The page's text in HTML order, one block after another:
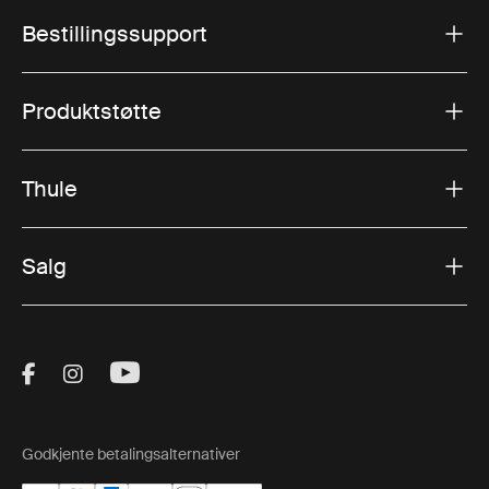
Bestillingssupport
Produktstøtte
Thule
Salg
Visit Thule on Facebook (external link)
Visit Thule on Instagram (external link)
Visit Thule on Youtube (external
Godkjente betalingsalternativer